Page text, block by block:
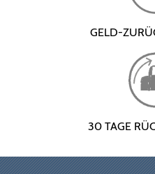
GELD-
30 TAGE